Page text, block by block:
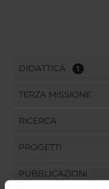
DIDATTICA 1
TERZA MISSIONE
RICERCA
PROGETTI
PUBBLICAZIONI